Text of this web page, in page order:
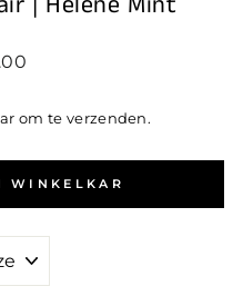
om te verzenden.
WINKELKAR